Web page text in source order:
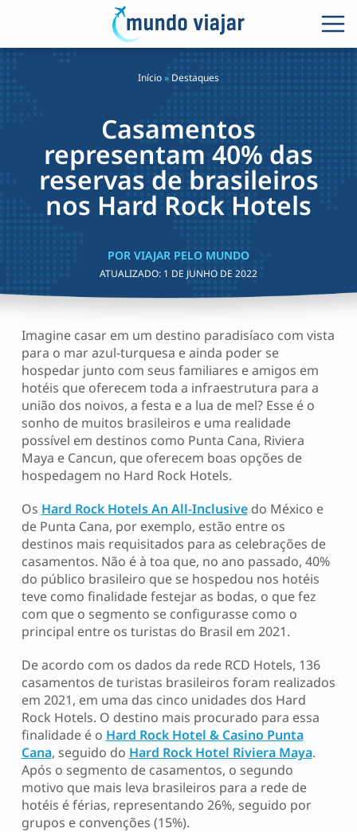
Início» Destaques
Casamentos
representam 40% das
reservas de brasileiros
nos Hard Rock Hotels
POR VIAJAR PELO MUNDO
ATUALIZADO: 1 DE JUNHO DE 2022
Imagine casar em um destino paradisíaco com vista
para o mar azul-turquesa e ainda poder se
hospedar junto com seus familiares e amigos em
hotéis que oferecem toda a infraestrutura para a
união dos noivos, a festa e a lua de mel? Esse é o
sonho de muitos brasileiros e uma realidade
possível em destinos como Punta Cana, Riviera
Maya e Cancun, que oferecem boas opções de
hospedagem no Hard Rock Hotels.
Os Hard Rock Hotels An All-Inclusivedo México e
de Punta Cana, por exemplo, estão entre os
destinos mais requisitados para as celebrações de
casamentos. Não é à toa que, no ano passado, 40%
do público brasileiro que se hospedou nos hotéis
teve como finalidade festejar as bodas, o que fez
com que o segmento se configurasse como o
principal entre os turistas do Brasil em 2021.
De acordo com os dados da rede RCD Hotels, 136
casamentos de turistas brasileiros foram realizados
em 2021, em uma das cinco unidades dos Hard
Rock Hotels. O destino mais procurado para essa
finalidade é o Hard Rock Hotel & Casino Punta
Cana, seguido do Hard Rock Hotel Riviera Maya.
Após o segmento de casamentos, o segundo
motivo que mais leva brasileiros para a rede de
hotéis é férias, representando 26%, seguido por
grupos e convenções (15%).